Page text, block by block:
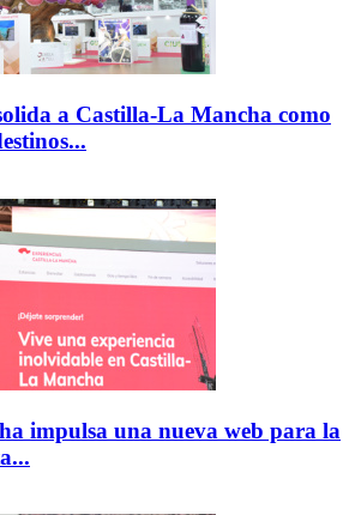
a Castilla-La Mancha como
impulsa una nueva web para la